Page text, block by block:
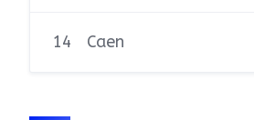
14 Caen